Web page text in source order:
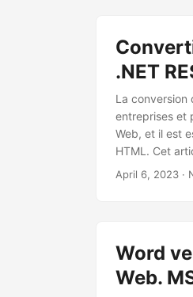
.NET
La conversion
entreprises et
Web, et il est
HTML. Cet
SDK pour
April 6, 2023 ·
Word
Web.